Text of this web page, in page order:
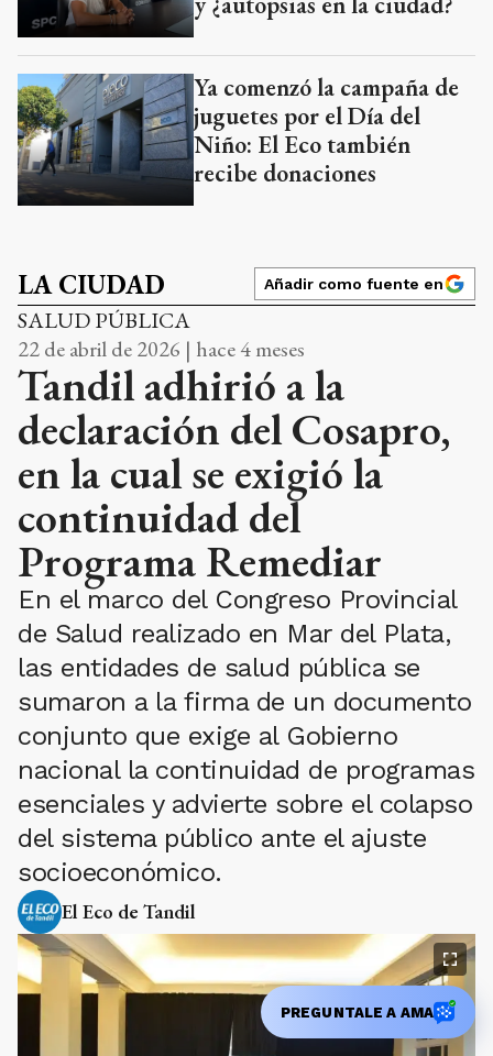
Ya comenzó la campaña de
juguetes por el Día del
Niño: El Eco también
recibe donaciones
LA CIUDAD Añadir como fuente en
SALUD PÚBLICA
22 de abril de 2026 | hace 4 meses
Tandil adhirió a la
declaración del Cosapro,
en la cual se exigió la
continuidad del
Programa Remediar
En el marco del Congreso Provincial
de Salud realizado en Mar del Plata,
las entidades de salud pública se
sumaron a la firma de un documento
conjunto que exige al Gobierno
nacional la continuidad de programas
esenciales y advierte sobre el colapso
del sistema público ante el ajuste
socioeconómico.
El Eco de Tandil
PREGUNTALE A AMA